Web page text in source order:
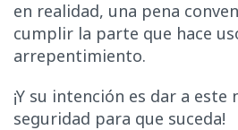
en realidad, una pena
cumplir la parte que hace
arrepentimiento.
¡Y su intención es dar a este
seguridad para que suceda!